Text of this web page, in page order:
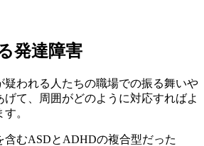
発達障害
疑われる人たちの職場での振る舞いや
て、周囲がどのように対応すればよ
。
含むASDとADHDの複合型だった